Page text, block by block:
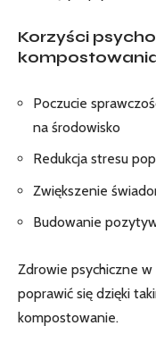
Korzyści
Poczucie
na środowisko
Redukcja stresu
Zwiększenie
Budowanie
Zdrowie psychiczne w
poprawić się dzięki
kompostowanie.